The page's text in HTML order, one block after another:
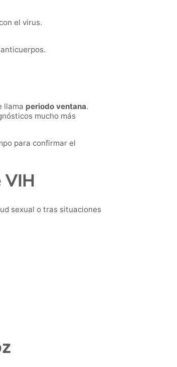
el virus.
llama periodo ventana.
mucho más
para confirmar el
VIH
sexual o tras situaciones